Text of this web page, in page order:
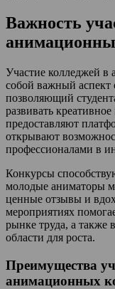
Важность
Участие колледжей в
собой важный аспект
позволяющий
развивать
предоставляют
открывают
профессионалами в
Конкурсы
молодые аниматоры
ценные отзывы и
мероприятиях
рынке труда, а также
области для роста.
Преимущества
анимационных